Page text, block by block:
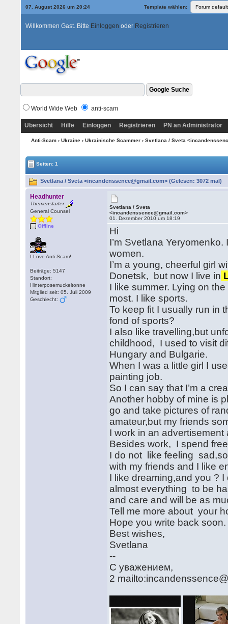
07. August 2026 um 20:24 Template wählen:
Willkommen Gast. Bitte Einloggen oder Registrieren
World Wide Web anti-scam
Übersicht Hilfe Einloggen Registrieren PN an Administrator
Anti-Scam› Ukraine› Ukrainische Scammer› Svetlana / Sveta
Seiten: 1
Svetlana / Sveta <incandenssence@gmail.com> (Gelesen: 3072 mal)
Headhunter
Themenstarter
General Counsel
Offline
I Love Anti-Scam!
Beiträge: 5147
Standort:
Hinterposemuckeltonne
Mitglied seit: 05. Juli 2009
Geschlecht:
Svetlana / Sveta
<incandenssence@gmail.com>
01. Dezember 2010 um 18:19
Hi
I’m Svetlana
women.
I’m a young, cheerful girl
Donetsk, but now I live in
I like summer. Lying on
most. I like sports.
To keep fit I usually run in
fond of sports?
I also like travelling,but
childhood, I used to visit
Hungary and Bulgarie.
When I was a little girl I
painting job.
So I can say that I’m a
Another hobby of mine is
go and take pictures of
amateur,but my friends
I work in an
Besides work, I spend
I do not like feeling
with my friends and I like
I like dreaming,and you ?
almost everything to be
and care and will be as
Tell me more about your
Hope you write back soon.
Best wishes,
Svetlana
--
С уважением,
2